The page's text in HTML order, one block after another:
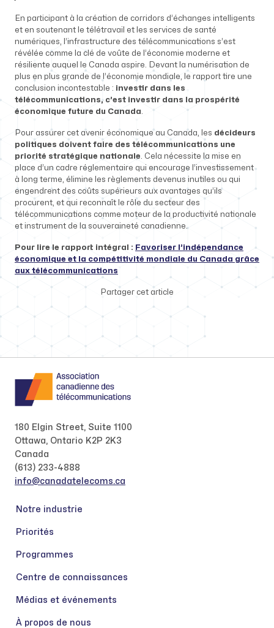
En participant à la création de corridors d’échanges intelligents
et en soutenant le télétravail et les services de santé
numériques, l’infrastructure des télécommunications s’est
révélée comme la clé de voûte de l’économie moderne et
résiliente auquel le Canada aspire. Devant la numérisation de
plus en plus grande de l’économie mondiale, le rapport tire une
conclusion incontestable : investir dans les
télécommunications, c’est investir dans la prospérité
économique future du Canada
Pour assurer cet avenir économique au Canada, les décideurs
politiques doivent faire des télécommunications une
priorité stratégique nationale . Cela nécessite la mise en
place d’un cadre réglementaire qui encourage l’investissement
à long terme, élimine les règlements devenus inutiles ou qui
engendrent des coûts supérieurs aux avantages qu’ils
procurent, et qui reconnaît le rôle du secteur des
télécommunications comme moteur de la productivité nationale
et instrument de la souveraineté canadienne.
Pour lire le rapport intégral : Favoriser l’indépendance
économique et la compétitivité mondiale du Canada grâce
aux télécommunications
Partager cet article
180 Elgin Street, Suite 1100
Ottawa, Ontario K2P 2K3
Canada
(613) 233-4888
info@canadatelecoms.ca
Notre industrie
Priorités
Programmes
Centre de connaissances
Médias et événements
À propos de nous